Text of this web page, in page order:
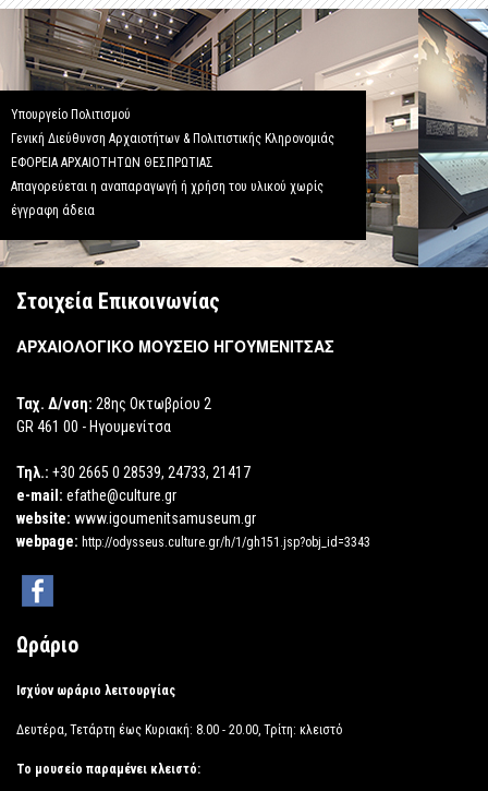
Υπουργείο Πολιτισμού
Γενική Διεύθυνση Αρχαιοτήτων & Πολιτιστικής Κληρονομιάς
ΕΦΟΡΕΙΑ ΑΡΧΑΙΟΤΗΤΩΝ ΘΕΣΠΡΩΤΙΑΣ
Απαγορεύεται η αναπαραγωγή ή χρήση του υλικού χωρίς
έγγραφη άδεια
Στοιχεία Επικοινωνίας
ΑΡΧΑΙΟΛΟΓΙΚΟ ΜΟΥΣΕΙΟ ΗΓΟΥΜΕΝΙΤΣΑΣ
Ταχ. Δ/νση: 28ης Οκτωβρίου 2
GR 461 00 - Ηγουμενίτσα
Τηλ.: +30 2665 0 28539, 24733, 21417
e-mail: efathe@culture.gr
website: www.igoumenitsamuseum.gr
webpage: http://odysseus.culture.gr/h/1/gh151.jsp?obj_id=3343
Ωράριο
Ισχύον ωράριο λειτουργίας
Δευτέρα, Τετάρτη έως Κυριακή: 8.00 - 20.00, Τρίτη: κλειστό
Το μουσείο παραμένει κλειστό: